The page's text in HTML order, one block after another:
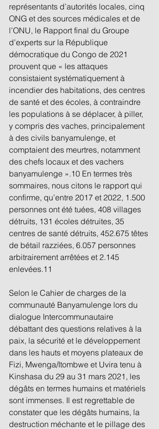
représentants d’autorités locales, cinq
ONG et des sources médicales et de
l’ONU, le Rapport final du Groupe
d’experts sur la République
démocratique du Congo de 2021
prouvent que « les attaques
consistaient systématiquement à
incendier des habitations, des centres
de santé et des écoles, à contraindre
les populations à se déplacer, à piller,
y compris des vaches, principalement
à des civils banyamulenge, et
comptaient des meurtres, notamment
des chefs locaux et des vachers
banyamulenge ».10 En termes très
sommaires, nous citons le rapport qui
confirme, qu’entre 2017 et 2022, 1.500
personnes ont été tuées, 408 villages
détruits, 131 écoles détruites, 35
centres de santé détruits, 452.675 têtes
de bétail razziées, 6.057 personnes
arbitrairement arrêtées et 2.145
enlevées.11
Selon le Cahier de charges de la
communauté Banyamulenge lors du
dialogue Intercommunautaire
débattant des questions relatives à la
paix, la sécurité et le développement
dans les hauts et moyens plateaux de
Fizi, Mwenga/Itombwe et Uvira tenu à
Kinshasa du 29 au 31 mars 2021, les
dégâts en termes humains et matériels
sont immenses. Il est regrettable de
constater que les dégâts humains, la
destruction méchante et le pillage des